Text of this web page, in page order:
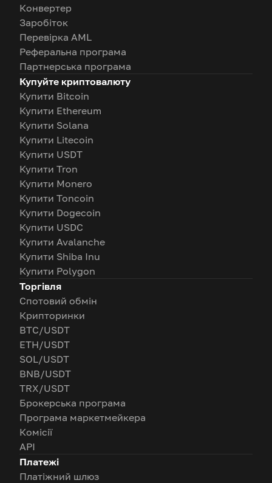
Конвертер
Заробіток
Перевірка AML
Реферальна програма
Партнерська програма
Купуйте криптовалюту
Купити Bitcoin
Купити Ethereum
Купити Solana
Купити Litecoin
Купити USDT
Купити Tron
Купити Monero
Купити Toncoin
Купити Dogecoin
Купити USDC
Купити Avalanche
Купити Shiba Inu
Купити Polygon
Торгівля
Спотовий обмін
Крипторинки
BTC/USDT
ETH/USDT
SOL/USDT
BNB/USDT
TRX/USDT
Брокерська програма
Програма маркетмейкера
Комісії
API
Платежі
Платіжний шлюз